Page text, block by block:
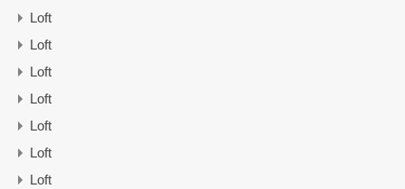
Loft
Loft
Loft
Loft
Loft
Loft
Loft